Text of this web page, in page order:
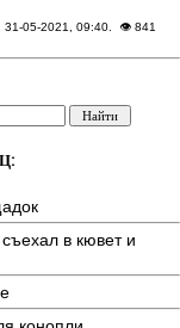
31-05-2021, 09:40. 👁 841
в кювет и